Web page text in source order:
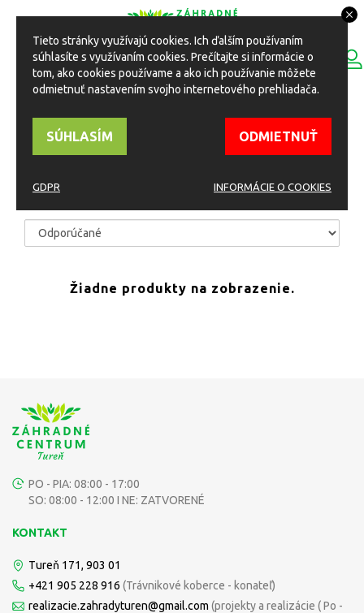
Toggle
navigation
ESHOP
LISTNATÉ
Žiadne produkty na zobrazenie.
PO - PIA: 08:00 - 17:00
SO: 08:00 - 12:00 I NE: ZATVORENÉ
KONTAKT
Tureň 171, 903 01
+421 905 228 916 (Trávnikové koberce - konateľ)
realizacie.zahradyturen@gmail.com (projekty a realizácie ( Po -
Tieto stránky využívajú cookies. Ich ďalším používaním
súhlasíte s využívaním cookies. Prečítajte si informácie o
tom, ako cookies používame a ako ich používanie môžete
odmietnuť nastavením svojho internetového prehliadača.
SÚHLASÍM ODMIETNUŤ
GDPR INFORMÁCIE O COOKIES